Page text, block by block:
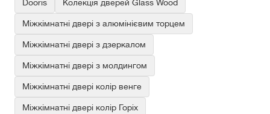
Dooris Колекція дверей Glass Wood
Міжкімнатні двері з алюмінієвим торцем
Міжкімнатні двері з дзеркалом
Міжкімнатні двері з молдингом
Міжкімнатні двері колір венге
Міжкімнатні двері колір Горіх